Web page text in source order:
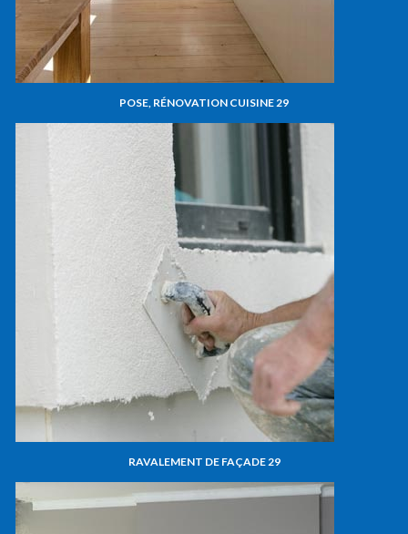
POSE, RÉNOVATION CUISINE 29
RAVALEMENT DE FAÇADE 29